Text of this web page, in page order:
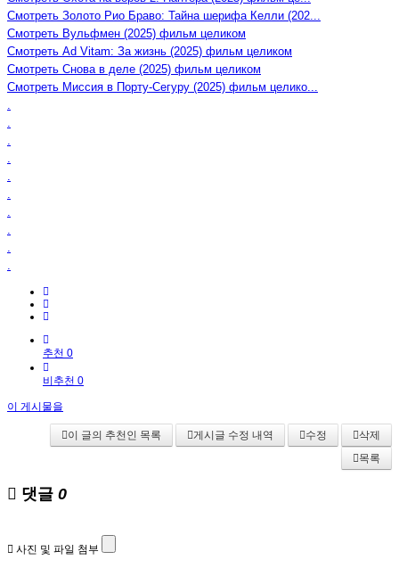
Смотреть Золото Рио Браво: Тайна шерифа Келли (202...
Смотреть Вульфмен (2025) фильм целиком
Смотреть Ad Vitam: За жизнь (2025) фильм целиком
Смотреть Снова в деле (2025) фильм целиком
Смотреть Миссия в Порту-Сегуру (2025) фильм целико...
추천 0
비추천 0
이 게시물을
이 글의 추천인 목록 게시글 수정 내역 수정
삭제
목록
댓글 0
사진 및 파일 첨부